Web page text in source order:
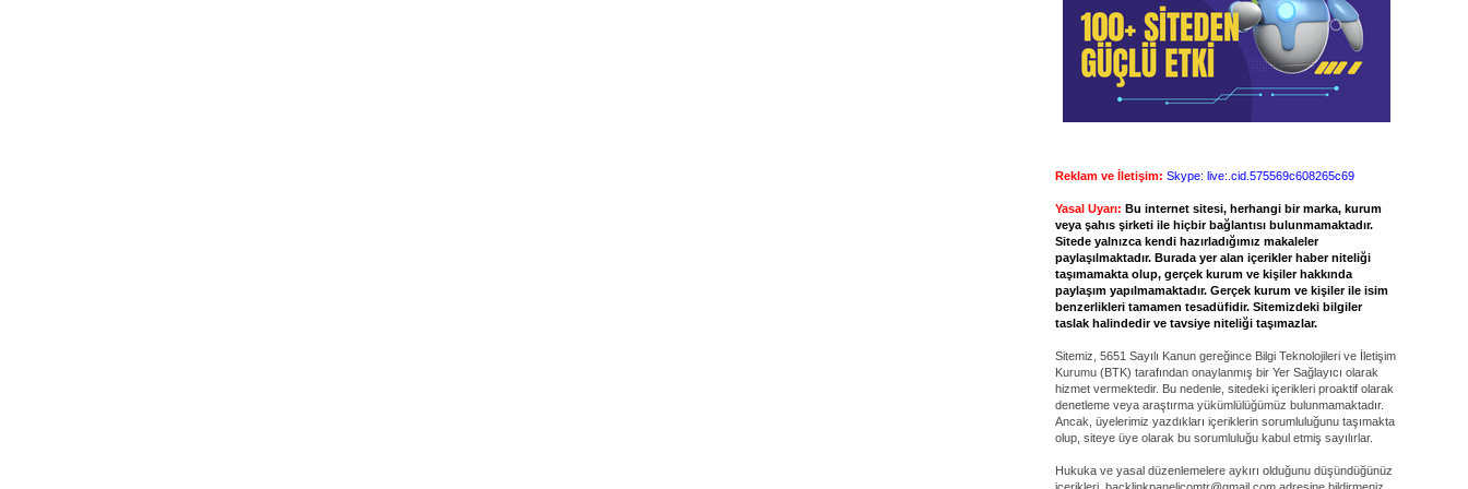
Reklam ve İletişim: Skype: live:.cid.575569c608265c69
Yasal Uyarı: Bu internet sitesi, herhangi bir marka, kurum
veya şahıs şirketi ile hiçbir bağlantısı bulunmamaktadır.
Sitede yalnızca kendi hazırladığımız makaleler
paylaşılmaktadır. Burada yer alan içerikler haber niteliği
taşımamakta olup, gerçek kurum ve kişiler hakkında
paylaşım yapılmamaktadır. Gerçek kurum ve kişiler ile isim
benzerlikleri tamamen tesadüfidir. Sitemizdeki bilgiler
taslak halindedir ve tavsiye niteliği taşımazlar.
Sitemiz, 5651 Sayılı Kanun gereğince Bilgi Teknolojileri ve İletişim
Kurumu (BTK) tarafından onaylanmış bir Yer Sağlayıcı olarak
hizmet vermektedir. Bu nedenle, sitedeki içerikleri proaktif olarak
denetleme veya araştırma yükümlülüğümüz bulunmamaktadır.
Ancak, üyelerimiz yazdıkları içeriklerin sorumluluğunu taşımakta
olup, siteye üye olarak bu sorumluluğu kabul etmiş sayılırlar.
Hukuka ve yasal düzenlemelere aykırı olduğunu düşündüğünüz
içerikleri, backlinkpanelicomtr@gmail.comadresine bildirmeniz